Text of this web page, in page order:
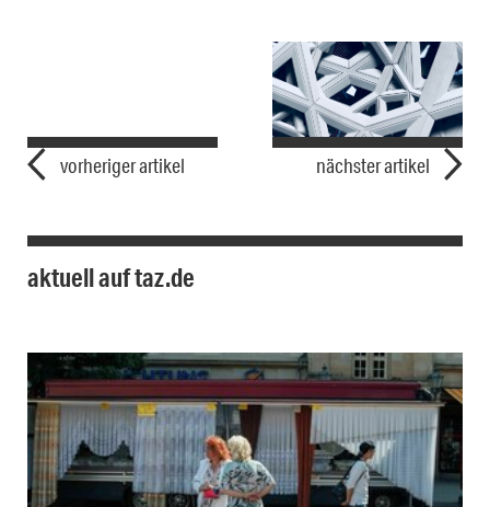
vorheriger artikel nächster artikel
aktuell auf taz.de